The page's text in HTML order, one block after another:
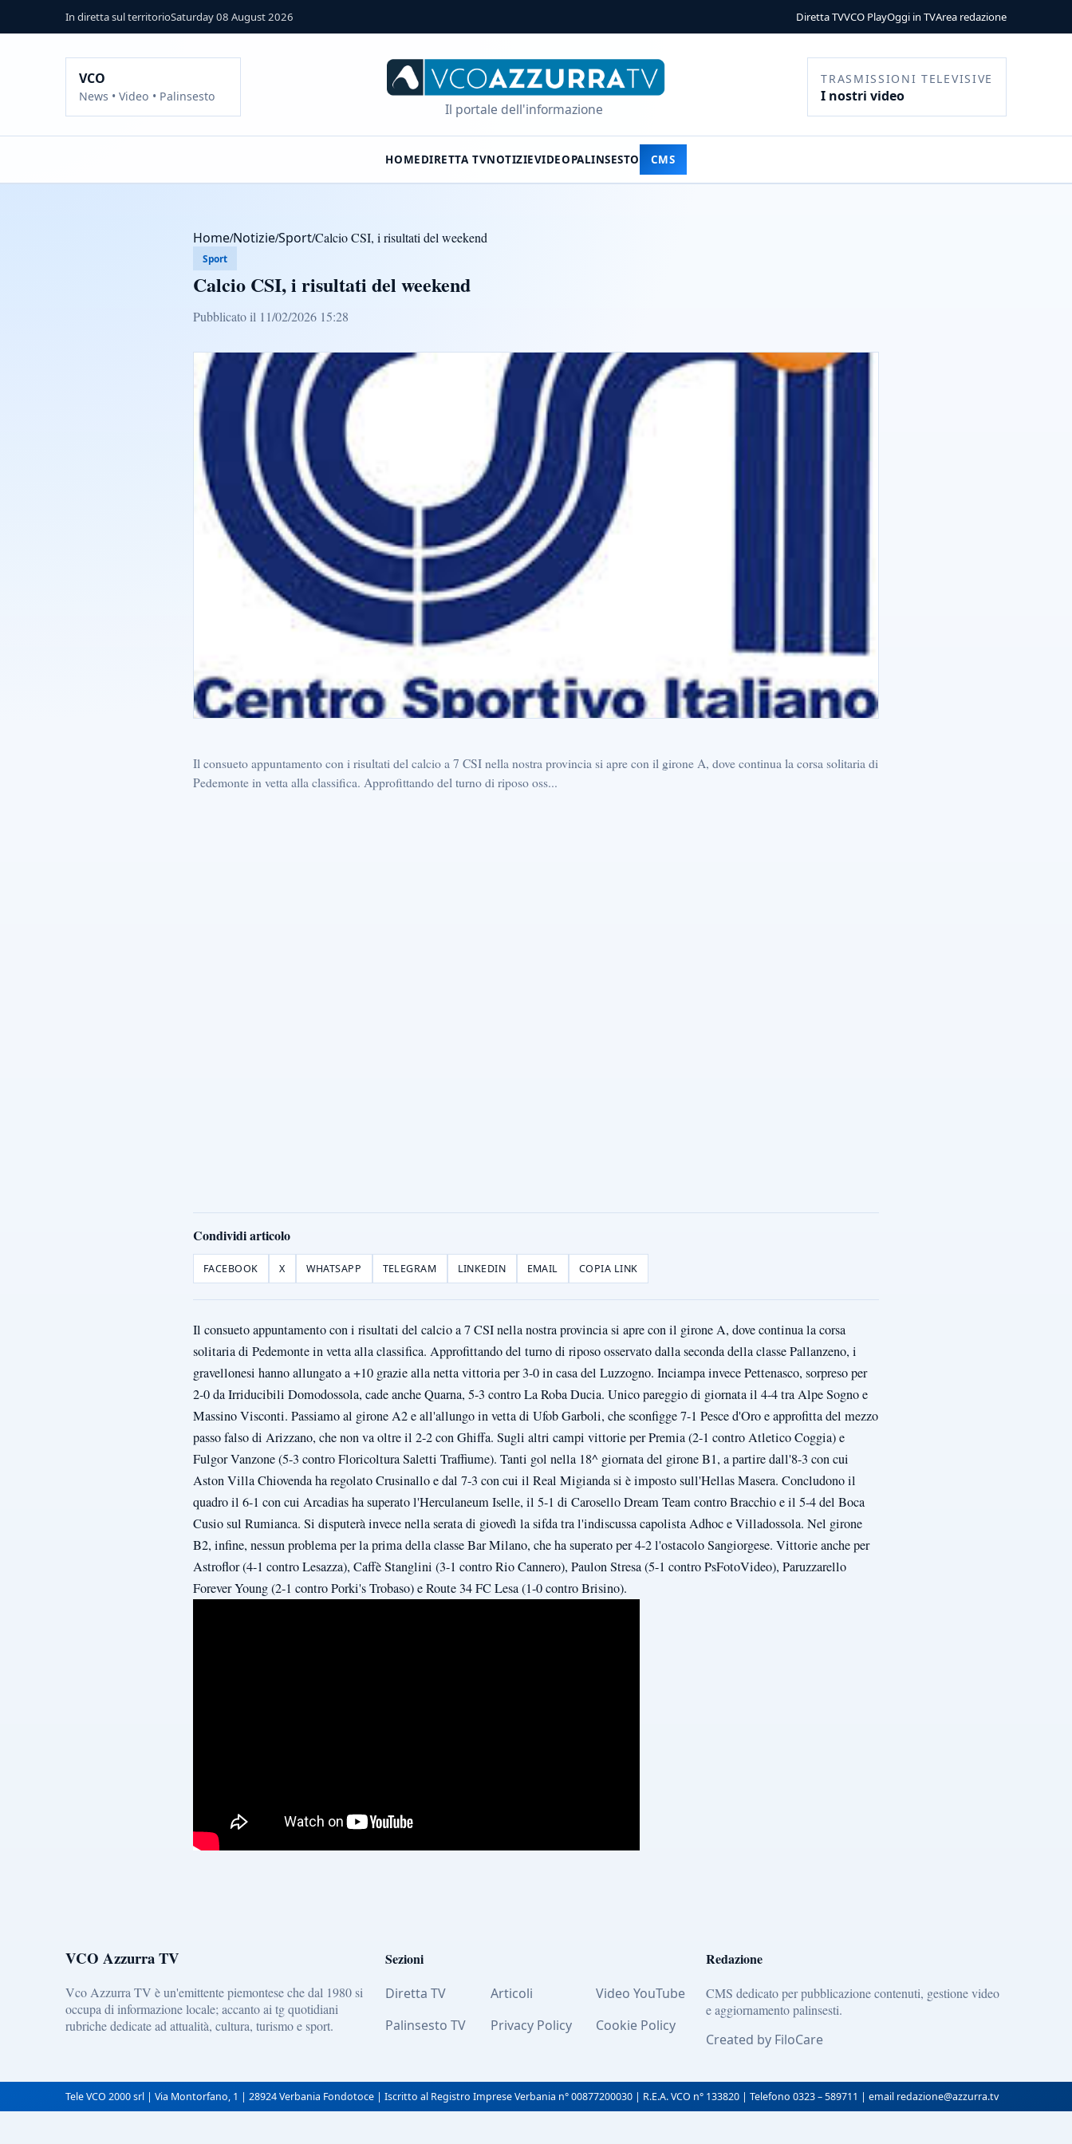
In diretta sul territorioSaturday 08 August 2026 Diretta TVVCO PlayOggi in TVArea redazione
VCO
News • Video • Palinsesto
Il portale dell'informazione
TRASMISSIONI TELEVISIVE
I nostri video
HOMEDIRETTA TVNOTIZIEVIDEOPALINSESTO CMS
Home/Notizie/Sport/Calcio CSI, i risultati del weekend
Sport
Calcio CSI, i risultati del weekend
Pubblicato il 11/02/2026 15:28
Il consueto appuntamento con i risultati del calcio a 7 CSI nella nostra provincia si apre con il girone A, dove continua la corsa solitaria di
Pedemonte in vetta alla classifica. Approfittando del turno di riposo oss...
Condividi articolo
FACEBOOK X WHATSAPP TELEGRAM LINKEDIN EMAIL COPIA LINK
Il consueto appuntamento con i risultati del calcio a 7 CSI nella nostra provincia si apre con il girone A, dove continua la corsa
solitaria di Pedemonte in vetta alla classifica. Approfittando del turno di riposo osservato dalla seconda della classe Pallanzeno, i
gravellonesi hanno allungato a +10 grazie alla netta vittoria per 3-0 in casa del Luzzogno. Inciampa invece Pettenasco, sorpreso per
2-0 da Irriducibili Domodossola, cade anche Quarna, 5-3 contro La Roba Ducia. Unico pareggio di giornata il 4-4 tra Alpe Sogno e
Massino Visconti. Passiamo al girone A2 e all'allungo in vetta di Ufob Garboli, che sconfigge 7-1 Pesce d'Oro e approfitta del mezzo
passo falso di Arizzano, che non va oltre il 2-2 con Ghiffa. Sugli altri campi vittorie per Premia (2-1 contro Atletico Coggia) e
Fulgor Vanzone (5-3 contro Floricoltura Saletti Traffiume). Tanti gol nella 18^ giornata del girone B1, a partire dall'8-3 con cui
Aston Villa Chiovenda ha regolato Crusinallo e dal 7-3 con cui il Real Migianda si è imposto sull'Hellas Masera. Concludono il
quadro il 6-1 con cui Arcadias ha superato l'Herculaneum Iselle, il 5-1 di Carosello Dream Team contro Bracchio e il 5-4 del Boca
Cusio sul Rumianca. Si disputerà invece nella serata di giovedì la sifda tra l'indiscussa capolista Adhoc e Villadossola. Nel girone
B2, infine, nessun problema per la prima della classe Bar Milano, che ha superato per 4-2 l'ostacolo Sangiorgese. Vittorie anche per
Astroflor (4-1 contro Lesazza), Caffè Stanglini (3-1 contro Rio Cannero), Paulon Stresa (5-1 contro PsFotoVideo), Paruzzarello
Forever Young (2-1 contro Porki's Trobaso) e Route 34 FC Lesa (1-0 contro Brisino).
VCO Azzurra TV
Vco Azzurra TV è un'emittente piemontese che dal 1980 si
occupa di informazione locale; accanto ai tg quotidiani
rubriche dedicate ad attualità, cultura, turismo e sport.
Sezioni
Diretta TV Articoli
Video YouTube
Palinsesto TV
Privacy Policy Cookie Policy
Redazione
CMS dedicato per pubblicazione contenuti, gestione video
e aggiornamento palinsesti.
Created by FiloCare
Tele VCO 2000 srl | Via Montorfano, 1 | 28924 Verbania Fondotoce | Iscritto al Registro Imprese Verbania n° 00877200030 | R.E.A. VCO n° 133820 | Telefono 0323 – 589711 | email redazione@azzurra.tv